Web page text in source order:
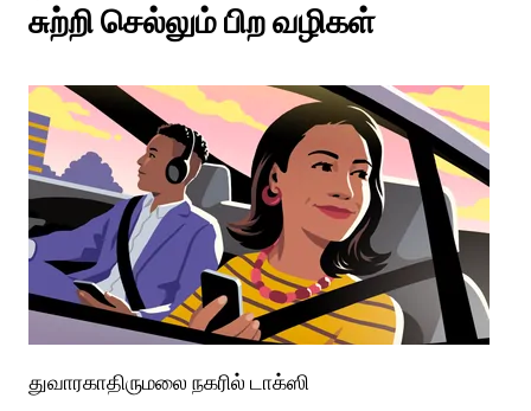
சுற்றி செல்லும் பிற வழிகள்
துவாரகாதிருமலை நகரில் டாக்ஸி